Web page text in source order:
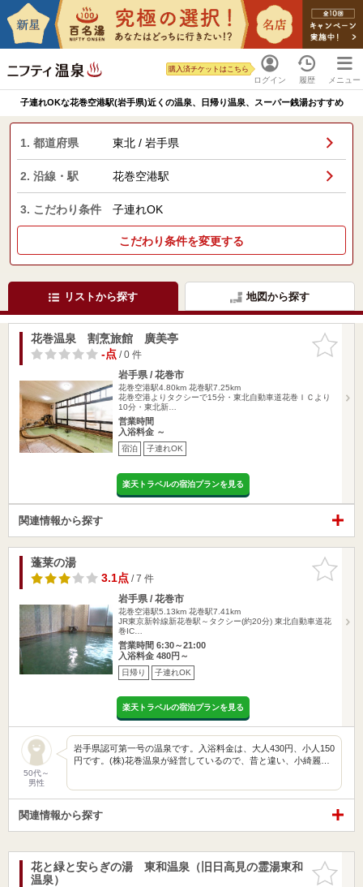
ログイン
購入済チケットはこちら
履歴 メニュー
子連れOKな花巻空港駅(岩手県)近くの温泉、日帰り温泉、スーパー銭湯おすすめ
1. 都道府県 東北 / 岩手県
2. 沿線・駅 花巻空港駅
3. こだわり条件 子連れOK
こだわり条件を変更する
リストから探す 地図から探す
お気に入
りに追加
花巻温泉 割烹旅館 廣美亭
-点/ 0 件
岩手県 / 花巻市
花巻空港駅4.80km 花巻駅7.25km
花巻空港よりタクシーで15分・東北自動車道花巻ＩＣより
10分・東北新…
営業時間
入浴料金 ～
宿泊 子連れOK
楽天トラベルの宿泊プランを見る
関連情報から探す
お気に入
りに追加
蓬莱の湯
3.1点/ 7 件
岩手県 / 花巻市
花巻空港駅5.13km 花巻駅7.41km
JR東京新幹線新花巻駅～タクシー(約20分) 東北自動車道花
巻IC…
営業時間 6:30～21:00
入浴料金 480円～
日帰り 子連れOK
楽天トラベルの宿泊プランを見る
50代～
男性
岩手県認可第一号の温泉です。入浴料金は、大人430円、小人150
円です。(株)花巻温泉が経営しているので、昔と違い、小綺麗…
関連情報から探す
お気に入
りに追加
花と緑と安らぎの湯 東和温泉（旧日高見の霊湯東和
温泉）